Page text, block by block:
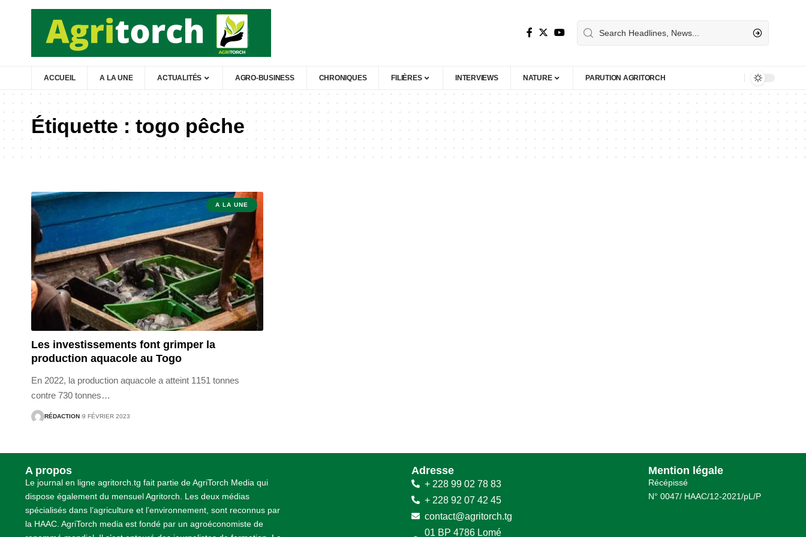
ACCUEIL A LA UNE ACTUALITÉS AGRO-BUSINESS CHRONIQUES FILIÈRES INTERVIEWS NATURE PARUTION AGRITORCH
Étiquette : togo pêche
A LA UNE
Les investissements font grimper la
production aquacole au Togo
En 2022, la production aquacole a atteint 1151 tonnes
contre 730 tonnes…
RÉDACTION 9 FÉVRIER 2023
A propos
Le journal en ligne agritorch.tg fait partie de AgriTorch Media qui
dispose également du mensuel Agritorch. Les deux médias
spécialisés dans l’agriculture et l’environnement, sont reconnus par
la HAAC. AgriTorch media est fondé par un agroéconomiste de
Adresse
+ 228 99 02 78 83
+ 228 92 07 42 45
contact@agritorch.tg
01 BP 4786 Lomé
Mention légale
Récépissé
N° 0047/ HAAC/12-2021/pL/P